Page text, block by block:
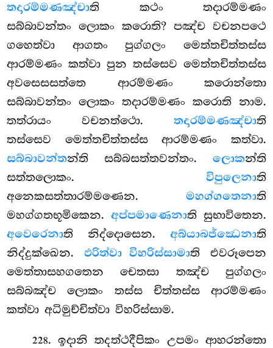
තදාරම්මණඤ්චාති කථං තදාරම්මණං
සබ්බාවන්තං ලොකං කරොති? පඤ්ච වචනපථෙ
ගහෙත්වා ආගතං පුග්ගලං මෙත්තචිත්තස්ස
ආරම්මණං කත්වා පුන තස්සෙව මෙත්තචිත්තස්ස
අවසෙසසත්තෙ ආරම්මණං කරොන්තො
සබ්බාවන්තං ලොකං තදාරම්මණං කරොති නාම.
තත්රායං වචනත්ථො. තදාරම්මණඤ්චාති
තස්සෙව මෙත්තචිත්තස්ස ආරම්මණං කත්වා.
සබ්බාවන්තන්ති සබ්බසත්තවන්තං. ලොකන්ති
සත්තලොකං. විපුලෙනාති
අනෙකසත්තාරම්මණෙන. මහග්ගතෙනාති
මහග්ගතභූමිකෙන. අප්පමාණෙනාති සුභාවිතෙන.
අවෙරෙනාති නිද්දොසෙන. අබ්යාබජ්ඣෙනාති
නිද්දුක්ඛෙන.ඵරිත්වා විහරිස්සාමාති එවරූපෙන
මෙත්තාසහගතෙන චෙතසා තඤ්ච පුග්ගලං
සබ්බඤ්ච ලොකං තස්ස චිත්තස්ස ආරම්මණං
කත්වා අධිමුච්චිත්වා විහරිස්සාම.
228. ඉදානි තදත්ථදීපිකං උපමං ආහරන්තො